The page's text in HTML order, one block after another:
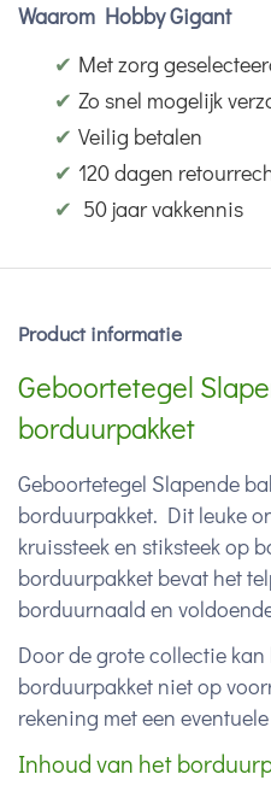
Waarom Hobby Gigant
✔ Met zorg
✔ Zo snel mogelijk
✔ Veilig betalen
✔ 120 dagen
✔ 50 jaar vakkennis
Product informatie
Geboortetegel
borduurpakket
Geboortetegel Slapende
borduurpakket. Dit leuke
kruissteek en stiksteek op
borduurpakket bevat het
borduurnaald en
Door de grote collectie
borduurpakket niet op
rekening met een
Inhoud van het